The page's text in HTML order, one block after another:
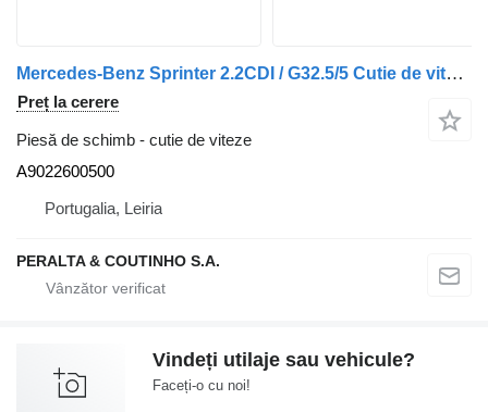
Mercedes-Benz Sprinter 2.2CDI / G32.5/5 Cutie de viteze 711.620 Vito A9022600500 pentru automobil
Preț la cerere
Piesă de schimb - cutie de viteze
A9022600500
Portugalia, Leiria
PERALTA & COUTINHO S.A.
Vindeți utilaje sau vehicule?
Faceți-o cu noi!